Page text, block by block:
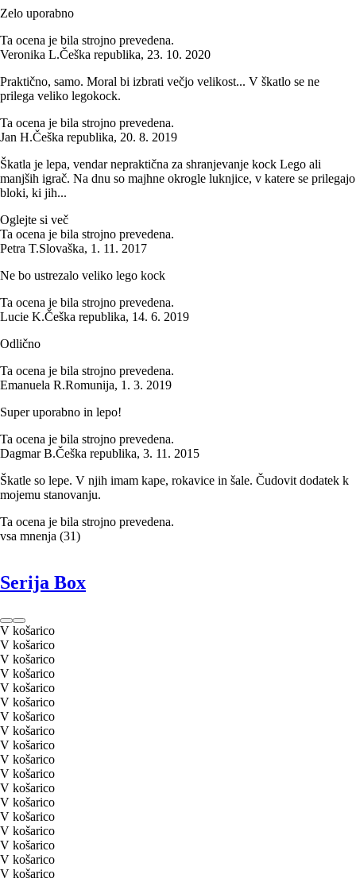
Zelo uporabno
Ta ocena je bila strojno prevedena.
Veronika L.Češka republika, 23. 10. 2020
Praktično, samo. Moral bi izbrati večjo velikost... V škatlo se ne
prilega veliko legokock.
Ta ocena je bila strojno prevedena.
Jan H.Češka republika, 20. 8. 2019
Škatla je lepa, vendar nepraktična za shranjevanje kock Lego ali
manjših igrač. Na dnu so majhne okrogle luknjice, v katere se prilegajo
bloki, ki jih...
Oglejte si več
Ta ocena je bila strojno prevedena.
Petra T.Slovaška, 1. 11. 2017
Ne bo ustrezalo veliko lego kock
Ta ocena je bila strojno prevedena.
Lucie K.Češka republika, 14. 6. 2019
Odlično
Ta ocena je bila strojno prevedena.
Emanuela R.Romunija, 1. 3. 2019
Super uporabno in lepo!
Ta ocena je bila strojno prevedena.
Dagmar B.Češka republika, 3. 11. 2015
Škatle so lepe. V njih imam kape, rokavice in šale. Čudovit dodatek k
mojemu stanovanju.
Ta ocena je bila strojno prevedena.
vsa mnenja (31)
Serija Box
V košarico
V košarico
V košarico
V košarico
V košarico
V košarico
V košarico
V košarico
V košarico
V košarico
V košarico
V košarico
V košarico
V košarico
V košarico
V košarico
V košarico
V košarico